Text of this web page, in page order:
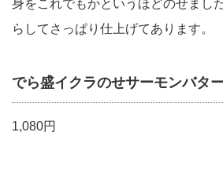
身をこれでもかというほどのせまし
らしてさっぱり仕上げてあります。
でら盛イクラのせサーモンバタ
1,080円